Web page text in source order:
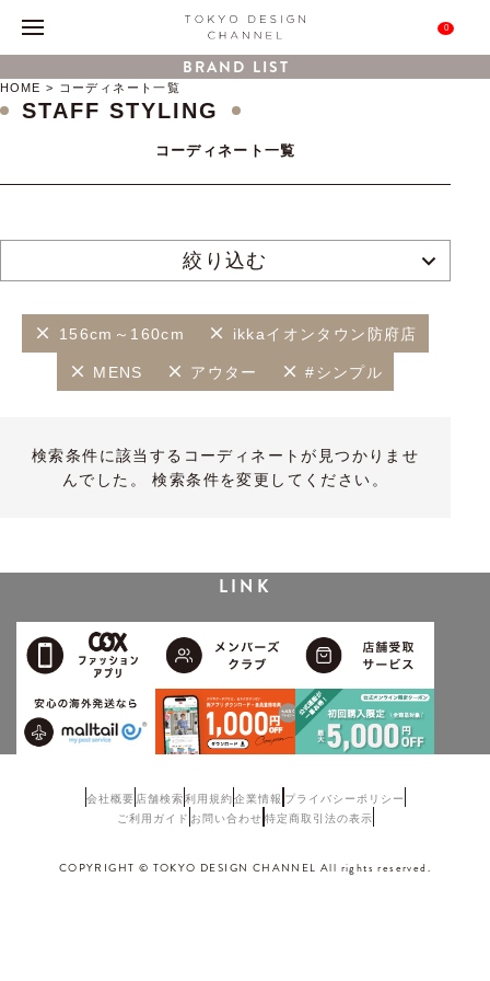
0
BRAND LIST
HOME コーディネート一覧
STAFF STYLING
コーディネート一覧
絞り込む
156cm～160cm ikkaイオンタウン防府店
MENS アウター #シンプル
検索条件に該当するコーディネートが見つかりませ
んでした。 検索条件を変更してください。
LINK
会社概要 店舗検索利用規約企業情報 プライバシーポリシー
ご利用ガイド お問い合わせ 特定商取引法の表示
COPYRIGHT © TOKYO DESIGN CHANNEL All rights reserved.